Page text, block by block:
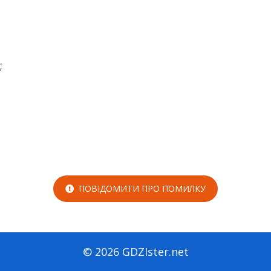
;
ПОВІДОМИТИ ПРО ПОМИЛКУ
© 2026 GDZIster.net